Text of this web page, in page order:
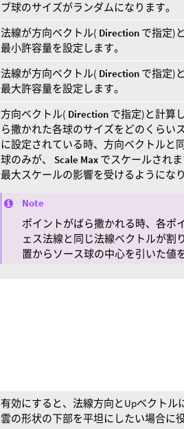
ブ球のサイズがランダムになります。
法線が方向ベクトル( Direction で指定)
最小許容量を設定します。
法線が方向ベクトル( Direction で指定)
最大許容量を設定します。
方向ベクトル( Direction で指定)と計算
ら撒かれた各球のサイズをどのくらい
に設定されている時、方向ベクトルと
球のみが、 Scale Max でスケールされ
最大スケールの影響を受けるようになり
Note
ポイントがばら撒かれる時、各ポ
ェス法線と同じ法線ベクトルが割
置からソース球の中心を引いた値
有効にすると、法線方向とUpベクトル
雲の形状の下部を平坦にしたい場合に